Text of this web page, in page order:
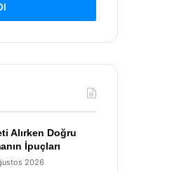
Alırken Doğru
İpuçları
2026